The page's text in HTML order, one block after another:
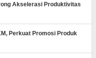
Akselerasi Produktivitas
Perkuat Promosi Produk